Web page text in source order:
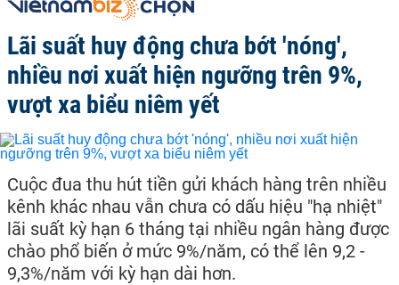
Lãi suất huy động chưa bớt 'nóng',
nhiều nơi xuất hiện ngưỡng trên 9%,
vượt xa biểu niêm yết
Cuộc đua thu hút tiền gửi khách hàng trên nhiều
kênh khác nhau vẫn chưa có dấu hiệu "hạ nhiệt"
lãi suất kỳ hạn 6 tháng tại nhiều ngân hàng được
chào phổ biến ở mức 9%/năm, có thể lên 9,2 -
9,3%/năm với kỳ hạn dài hơn.